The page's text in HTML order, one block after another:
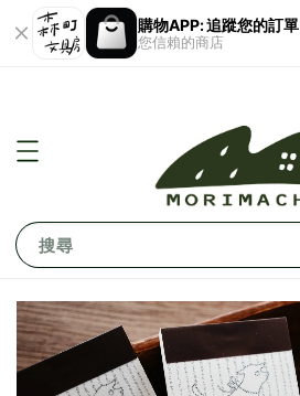
購物APP: 追蹤您的訂單
您信賴的商店
搜尋